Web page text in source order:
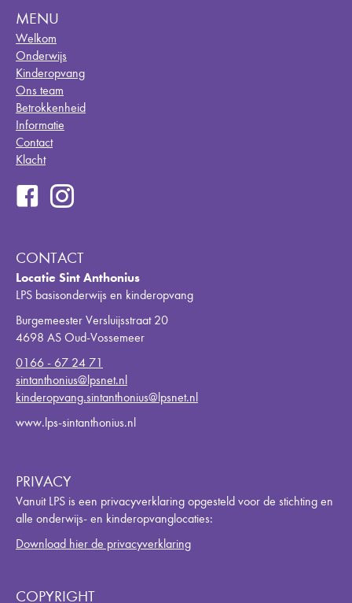
MENU
Welkom
Onderwijs
Kinderopvang
Ons team
Betrokkenheid
Informatie
Contact
Klacht
CONTACT
Locatie Sint Anthonius
LPS basisonderwijs en kinderopvang
Burgemeester Versluijsstraat 20
4698 AS Oud-Vossemeer
0166 - 67 24 71
sintanthonius@lpsnet.nl
kinderopvang.sintanthonius@lpsnet.nl
www.lps-sintanthonius.nl
PRIVACY
Vanuit LPS is een privacyverklaring opgesteld voor de stichting en
alle onderwijs- en kinderopvanglocaties:
Download hier de privacyverklaring
COPYRIGHT